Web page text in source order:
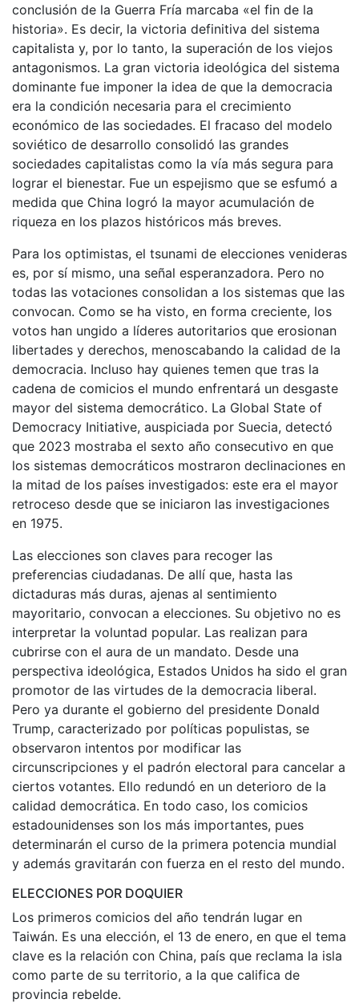
conclusión de la Guerra Fría marcaba «el fin de la
historia». Es decir, la victoria definitiva del sistema
capitalista y, por lo tanto, la superación de los viejos
antagonismos. La gran victoria ideológica del sistema
dominante fue imponer la idea de que la democracia
era la condición necesaria para el crecimiento
económico de las sociedades. El fracaso del modelo
soviético de desarrollo consolidó las grandes
sociedades capitalistas como la vía más segura para
lograr el bienestar. Fue un espejismo que se esfumó a
medida que China logró la mayor acumulación de
riqueza en los plazos históricos más breves.
Para los optimistas, el tsunami de elecciones venideras
es, por sí mismo, una señal esperanzadora. Pero no
todas las votaciones consolidan a los sistemas que las
convocan. Como se ha visto, en forma creciente, los
votos han ungido a líderes autoritarios que erosionan
libertades y derechos, menoscabando la calidad de la
democracia. Incluso hay quienes temen que tras la
cadena de comicios el mundo enfrentará un desgaste
mayor del sistema democrático. La Global State of
Democracy Initiative, auspiciada por Suecia, detectó
que 2023 mostraba el sexto año consecutivo en que
los sistemas democráticos mostraron declinaciones en
la mitad de los países investigados: este era el mayor
retroceso desde que se iniciaron las investigaciones
en 1975.
Las elecciones son claves para recoger las
preferencias ciudadanas. De allí que, hasta las
dictaduras más duras, ajenas al sentimiento
mayoritario, convocan a elecciones. Su objetivo no es
interpretar la voluntad popular. Las realizan para
cubrirse con el aura de un mandato. Desde una
perspectiva ideológica, Estados Unidos ha sido el gran
promotor de las virtudes de la democracia liberal.
Pero ya durante el gobierno del presidente Donald
Trump, caracterizado por políticas populistas, se
observaron intentos por modificar las
circunscripciones y el padrón electoral para cancelar a
ciertos votantes. Ello redundó en un deterioro de la
calidad democrática. En todo caso, los comicios
estadounidenses son los más importantes, pues
determinarán el curso de la primera potencia mundial
y además gravitarán con fuerza en el resto del mundo.
ELECCIONES POR DOQUIER
Los primeros comicios del año tendrán lugar en
Taiwán. Es una elección, el 13 de enero, en que el tema
clave es la relación con China, país que reclama la isla
como parte de su territorio, a la que califica de
provincia rebelde.